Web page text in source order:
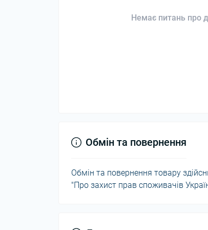
Немає питань про
Обмін та повернення
Обмін та повернення товару
"Про захист прав споживачів